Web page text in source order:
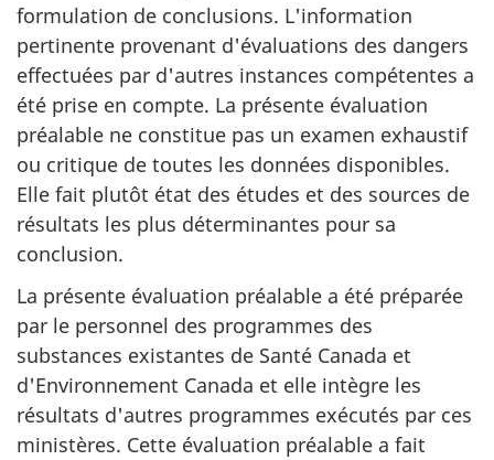
formulation de conclusions. L'information
pertinente provenant d'évaluations des dangers
effectuées par d'autres instances compétentes a
été prise en compte. La présente évaluation
préalable ne constitue pas un examen exhaustif
ou critique de toutes les données disponibles.
Elle fait plutôt état des études et des sources de
résultats les plus déterminantes pour sa
conclusion.
La présente évaluation préalable a été préparée
par le personnel des programmes des
substances existantes de Santé Canada et
d'Environnement Canada et elle intègre les
résultats d'autres programmes exécutés par ces
ministères. Cette évaluation préalable a fait